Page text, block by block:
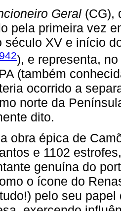
Geral (CG),
pela primeira vez
século XV e início
), e representa, no
(também
ocorrido a
norte da
dito.
obra épica de
e 1102
genuína do
o ícone do
pelo seu